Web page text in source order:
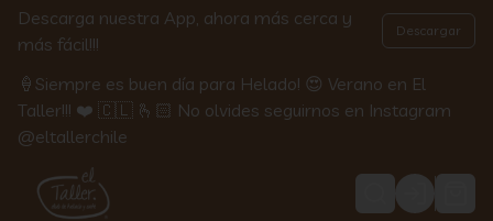
Descarga nuestra App, ahora más cerca y
más fácil!!!
Descargar
🍦Siempre es buen día para Helado! 😍 Verano en El
Taller!!! ❤️ 🇨🇱 🫰🏻 No olvides seguirnos en Instagram
@eltallerchile
Login